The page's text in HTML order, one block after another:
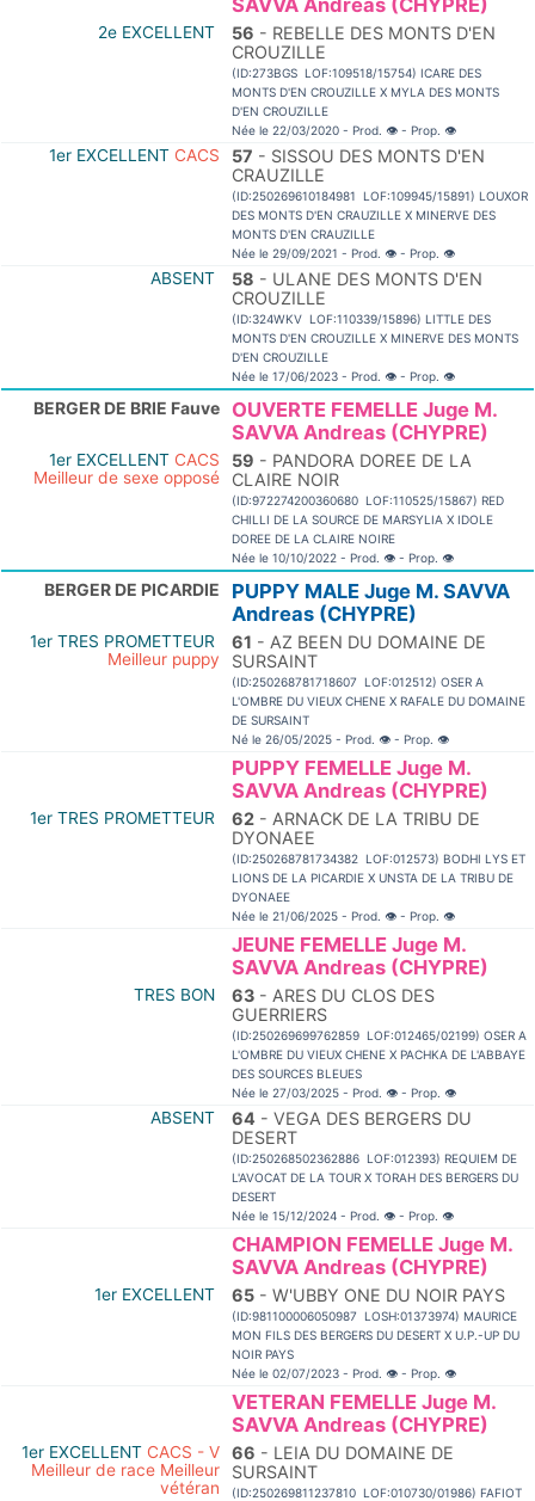
SAVVA Andreas (CHYPRE)
2e EXCELLENT 56 - REBELLE DES MONTS D'EN
CROUZILLE
(ID:273BGS LOF:109518/15754) ICARE DES
MONTS D'EN CROUZILLE X MYLA DES MONTS
D'EN CROUZILLE
Née le 22/03/2020 - Prod. 👁 - Prop. 👁
1er EXCELLENT CACS 57 - SISSOU DES MONTS D'EN
CRAUZILLE
(ID:250269610184981 LOF:109945/15891) LOUXOR
DES MONTS D'EN CRAUZILLE X MINERVE DES
MONTS D'EN CRAUZILLE
Née le 29/09/2021 - Prod. 👁 - Prop. 👁
ABSENT 58 - ULANE DES MONTS D'EN
CROUZILLE
(ID:324WKV LOF:110339/15896) LITTLE DES
MONTS D'EN CROUZILLE X MINERVE DES MONTS
D'EN CROUZILLE
Née le 17/06/2023 - Prod. 👁 - Prop. 👁
BERGER DE BRIE Fauve
OUVERTE FEMELLE Juge M.
SAVVA Andreas (CHYPRE)
1er EXCELLENT CACS
Meilleur de sexe opposé
59 - PANDORA DOREE DE LA
CLAIRE NOIR
(ID:972274200360680 LOF:110525/15867) RED
CHILLI DE LA SOURCE DE MARSYLIA X IDOLE
DOREE DE LA CLAIRE NOIRE
Née le 10/10/2022 - Prod. 👁 - Prop. 👁
BERGER DE PICARDIE
PUPPY MALE Juge M. SAVVA
Andreas (CHYPRE)
1er TRES PROMETTEUR
Meilleur puppy
61 - AZ BEEN DU DOMAINE DE
SURSAINT
(ID:250268781718607 LOF:012512) OSER A
L'OMBRE DU VIEUX CHENE X RAFALE DU DOMAINE
DE SURSAINT
Né le 26/05/2025 - Prod. 👁 - Prop. 👁
PUPPY FEMELLE Juge M.
SAVVA Andreas (CHYPRE)
1er TRES PROMETTEUR 62 - ARNACK DE LA TRIBU DE
DYONAEE
(ID:250268781734382 LOF:012573) BODHI LYS ET
LIONS DE LA PICARDIE X UNSTA DE LA TRIBU DE
DYONAEE
Née le 21/06/2025 - Prod. 👁 - Prop. 👁
JEUNE FEMELLE Juge M.
SAVVA Andreas (CHYPRE)
TRES BON 63 - ARES DU CLOS DES
GUERRIERS
(ID:250269699762859 LOF:012465/02199) OSER A
L'OMBRE DU VIEUX CHENE X PACHKA DE L'ABBAYE
DES SOURCES BLEUES
Née le 27/03/2025 - Prod. 👁 - Prop. 👁
ABSENT 64 - VEGA DES BERGERS DU
DESERT
(ID:250268502362886 LOF:012393) REQUIEM DE
L'AVOCAT DE LA TOUR X TORAH DES BERGERS DU
DESERT
Née le 15/12/2024 - Prod. 👁 - Prop. 👁
CHAMPION FEMELLE Juge M.
SAVVA Andreas (CHYPRE)
1er EXCELLENT 65 - W'UBBY ONE DU NOIR PAYS
(ID:981100006050987 LOSH:01373974) MAURICE
MON FILS DES BERGERS DU DESERT X U.P.-UP DU
NOIR PAYS
Née le 02/07/2023 - Prod. 👁 - Prop. 👁
VETERAN FEMELLE Juge M.
SAVVA Andreas (CHYPRE)
1er EXCELLENT CACS - V
Meilleur de race Meilleur
vétéran
66 - LEIA DU DOMAINE DE
SURSAINT
(ID:250269811237810 LOF:010730/01986) FAFIOT